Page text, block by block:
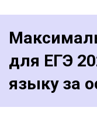
для ЕГЭ
языку за